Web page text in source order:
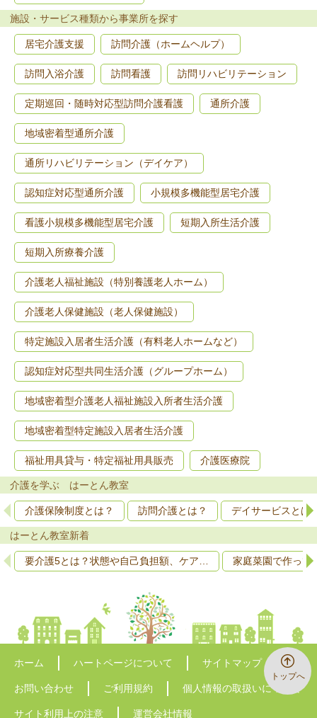
トップへ
施設・サービス種類から事業所を探す
居宅介護支援 訪問介護（ホームヘルプ）
訪問入浴介護 訪問看護 訪問リハビリテーション
定期巡回・随時対応型訪問介護看護 通所介護
地域密着型通所介護
通所リハビリテーション（デイケア）
認知症対応型通所介護 小規模多機能型居宅介護
看護小規模多機能型居宅介護 短期入所生活介護
短期入所療養介護
介護老人福祉施設（特別養護老人ホーム）
介護老人保健施設（老人保健施設）
特定施設入居者生活介護（有料老人ホームなど）
認知症対応型共同生活介護（グループホーム）
地域密着型介護老人福祉施設入所者生活介護
地域密着型特定施設入居者生活介護
福祉用具貸与・特定福祉用具販売 介護医療院
介護を学ぶ はーとん教室
介護保険制度とは？ 訪問介護とは？ デイサービスとは
はーとん教室新着
要介護5とは？状態や自己負担額、ケア… 家庭菜園で作っ
ホーム ハートページについて サイトマップ
お問い合わせ ご利用規約 個人情報の取扱いについて
サイト利用上の注意 運営会社情報